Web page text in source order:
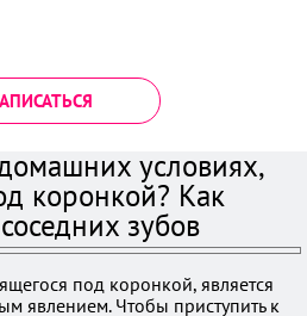
условиях,
коронкой? Как
зубов
под коронкой, является
явлением. Чтобы приступить к